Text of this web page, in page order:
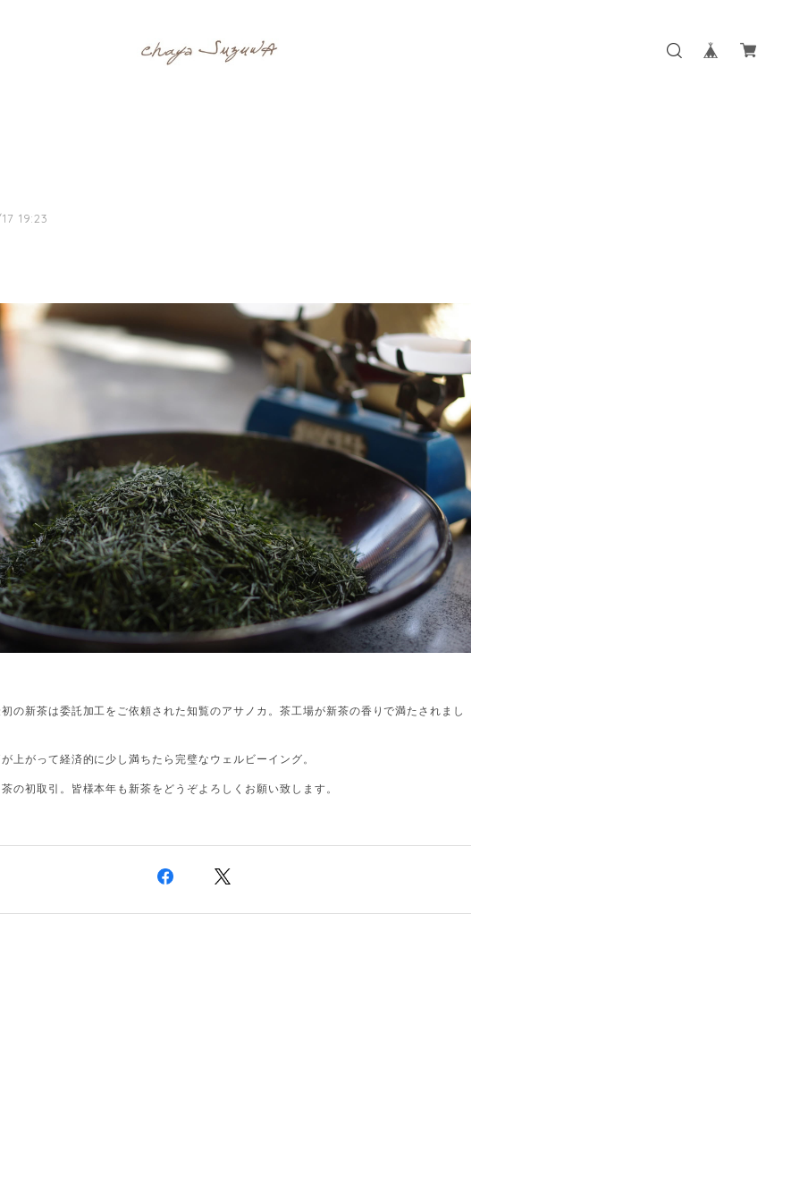
19:23
の新茶は委託加工をご依頼された知覧のアサノカ。 茶工場が新茶の香りで満たされまし
上がって経済的に少し満ちたら完璧なウェルビーイング。
の初取引。皆様本年も新茶をどうぞよろしくお願い致します。